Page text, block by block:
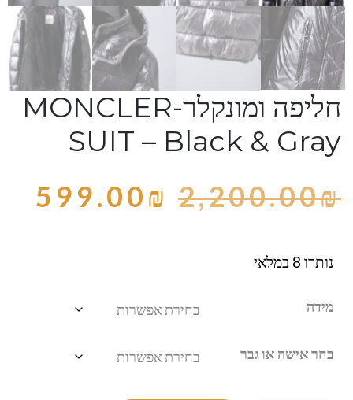
חליפה ומונקלר-MONCLER
SUIT – Black & Gray
2,200.00₪
599.00₪
נותרו 8 במלאי
מידה
בחר אישה או גבר